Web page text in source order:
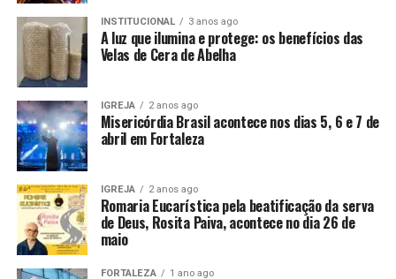
INSTITUCIONAL 3 anos ago
A luz que ilumina e protege: os benefícios das
Velas de Cera de Abelha
IGREJA 2 anos ago
Misericórdia Brasil acontece nos dias 5, 6 e 7 de
abril em Fortaleza
IGREJA 2 anos ago
Romaria Eucarística pela beatificação da serva
de Deus, Rosita Paiva, acontece no dia 26 de
maio
FORTALEZA 1 ano ago